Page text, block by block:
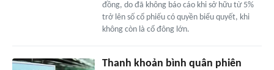
đồng, do đã không báo cáo khi sở hữu từ 5%
trở lên số cổ phiếu có quyền biểu quyết, khi
không còn là cổ đông lớn.
Thanh khoản bình quân phiên